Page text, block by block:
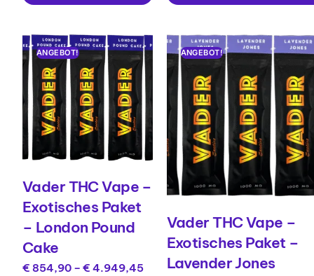
ANGEBOT!
Vader THC Vape –
Exotisches Paket
– London Pound
Cake
€ 854,90 – € 4.949,45
ANGEBOT!
Vader THC Vape –
Exotisches Paket –
Lavender Jones